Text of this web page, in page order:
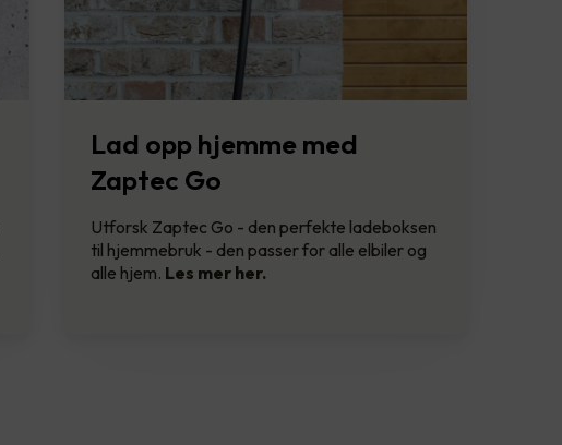
Lad opp hjemme med
Zaptec Go
Utforsk Zaptec Go - den perfekte ladeboksen
til hjemmebruk - den passer for alle elbiler og
alle hjem. Les mer her.